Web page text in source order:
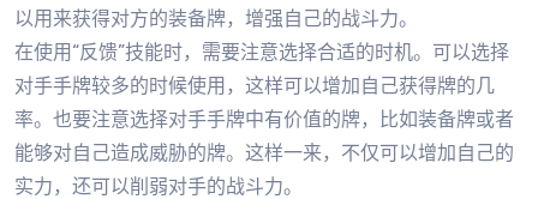
以用来获得对方的装备牌，增强自己的战斗力。
在使用“反馈”技能时，需要注意选择合适的时机。可以选择
对手手牌较多的时候使用，这样可以增加自己获得牌的几
率。也要注意选择对手手牌中有价值的牌，比如装备牌或者
能够对自己造成威胁的牌。这样一来，不仅可以增加自己的
实力，还可以削弱对手的战斗力。